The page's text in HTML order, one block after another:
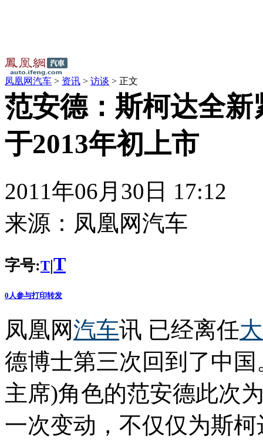
凤凰网汽车 > 资讯 > 访谈 > 正文
范安德：斯柯达全新
于2013年初上市
2011年06月30日 17:12
来源： 凤凰网汽车
字号:T|T
0 人参与打印转发
凤凰网汽车讯 已经离任
德博士第三次回到了中国
主席)角色的范安德此次
一次变动，不仅仅为斯